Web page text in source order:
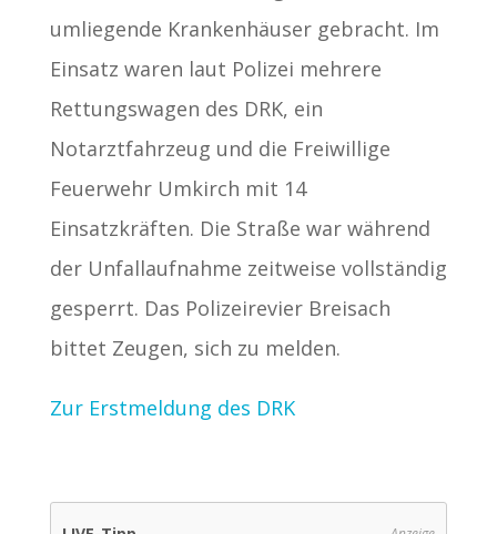
umliegende Krankenhäuser gebracht. Im
Einsatz waren laut Polizei mehrere
Rettungswagen des DRK, ein
Notarztfahrzeug und die Freiwillige
Feuerwehr Umkirch mit 14
Einsatzkräften. Die Straße war während
der Unfallaufnahme zeitweise vollständig
gesperrt. Das Polizeirevier Breisach
bittet Zeugen, sich zu melden.
Zur Erstmeldung des DRK